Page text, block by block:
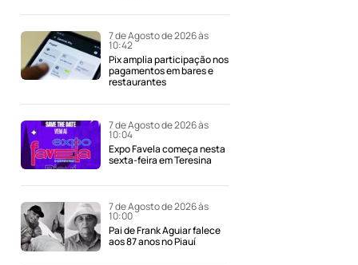
7 de Agosto de 2026 às
10:42
Pix amplia participação nos
pagamentos em bares e
restaurantes
7 de Agosto de 2026 às
10:04
Expo Favela começa nesta
sexta-feira em Teresina
7 de Agosto de 2026 às
10:00
Pai de Frank Aguiar falece
aos 87 anos no Piauí